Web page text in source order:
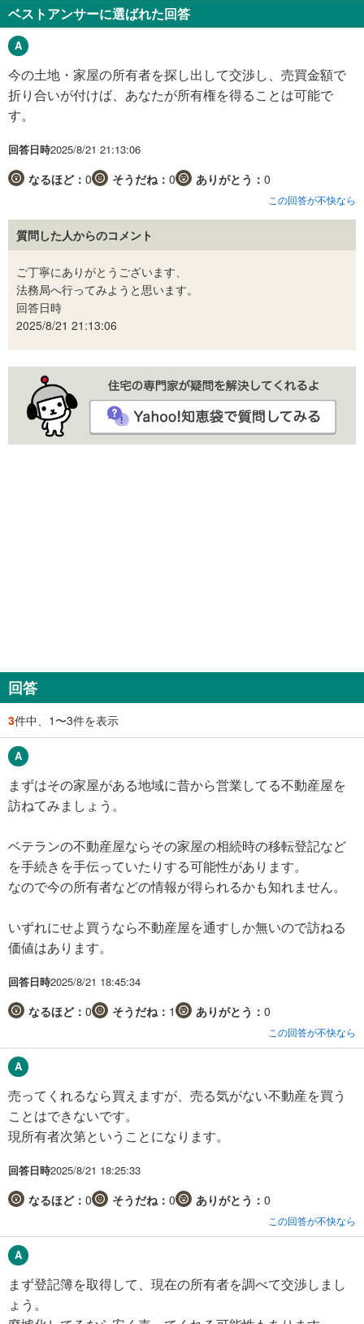
ベストアンサーに選ばれた回答
今の土地・家屋の所有者を探し出して交渉し、売買金額で
折り合いが付けば、あなたが所有権を得ることは可能で
す。
回答日時2025/8/21 21:13:06
なるほど： 0 そうだね： 0 ありがとう： 0
この回答が不快なら
質問した人からのコメント
ご丁寧にありがとうございます、
法務局へ行ってみようと思います。
回答日時
2025/8/21 21:13:06
回答
3件中、1〜3件を表示
まずはその家屋がある地域に昔から営業してる不動産屋を
訪ねてみましょう。
ベテランの不動産屋ならその家屋の相続時の移転登記など
を手続きを手伝っていたりする可能性があります。
なので今の所有者などの情報が得られるかも知れません。
いずれにせよ買うなら不動産屋を通すしか無いので訪ねる
価値はあります。
回答日時2025/8/21 18:45:34
なるほど： 0 そうだね： 1 ありがとう： 0
この回答が不快なら
売ってくれるなら買えますが、売る気がない不動産を買う
ことはできないです。
現所有者次第ということになります。
回答日時2025/8/21 18:25:33
なるほど： 0 そうだね： 0 ありがとう： 0
この回答が不快なら
まず登記簿を取得して、現在の所有者を調べて交渉しまし
ょう。